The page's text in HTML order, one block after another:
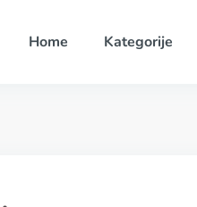
Home Kategorije